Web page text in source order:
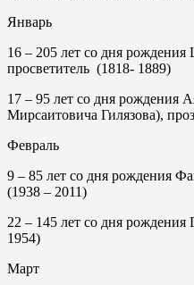
Январь
16 – 205 лет со дня
просветитель (1818- 1889)
17 – 95 лет со дня рождения
Мирсаитовича Гилязова),
Февраль
9 – 85 лет со дня рождения
(1938 – 2011)
22 – 145 лет со дня рождения
1954)
Март